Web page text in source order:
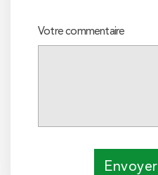
Votre commentaire
Envoyer